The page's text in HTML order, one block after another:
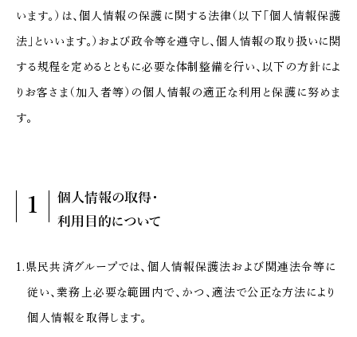
います。）は、個人情報の保護に関する法律（以下「個人情報保護
法」といいます。）および政令等を遵守し、個人情報の取り扱いに関
する規程を定めるとともに必要な体制整備を行い、以下の方針によ
りお客さま（加入者等）の個人情報の適正な利用と保護に努めま
す。
1
個人情報の取得・
利用目的について
1.県民共済グループでは、個人情報保護法および関連法令等に
従い、業務上必要な範囲内で、かつ、適法で公正な方法により
個人情報を取得します。